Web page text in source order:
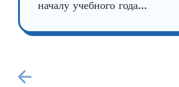
началу учебного года...